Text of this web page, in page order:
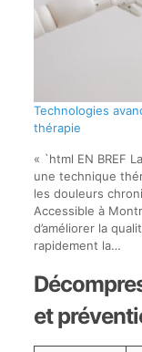
Technologies
thérapie
« `html EN BREF
une technique
les douleurs
Accessible à
d’améliorer la
rapidement la…
et